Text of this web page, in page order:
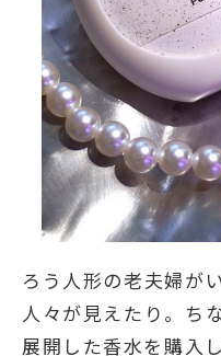
ろう人形の老夫婦が
人々が見えたり。ち
展開した香水を購入